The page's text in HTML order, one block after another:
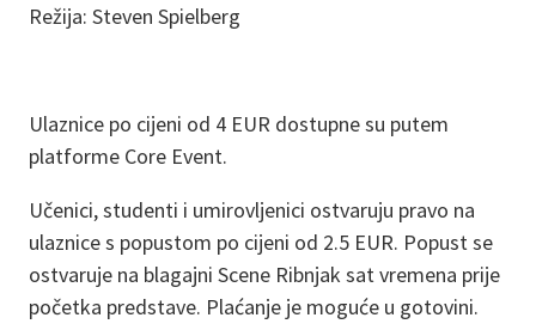
Režija: Steven Spielberg
Ulaznice po cijeni od 4 EUR dostupne su putem
platforme Core Event.
Učenici, studenti i umirovljenici ostvaruju pravo na
ulaznice s popustom po cijeni od 2.5 EUR. Popust se
ostvaruje na blagajni Scene Ribnjak sat vremena prije
početka predstave. Plaćanje je moguće u gotovini.